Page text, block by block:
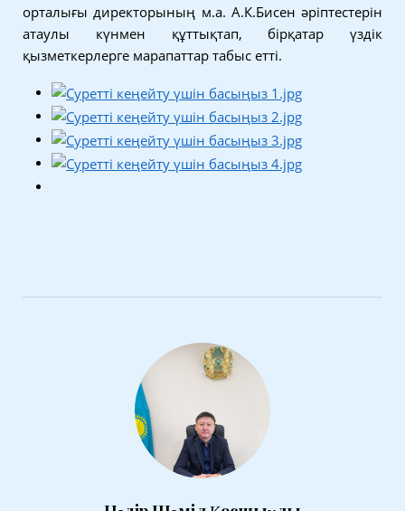
орталығы директорының м.а. А.К.Бисен әріптестерін
атаулы күнмен құттықтап, бірқатар үздік
қызметкерлерге марапаттар табыс етті.